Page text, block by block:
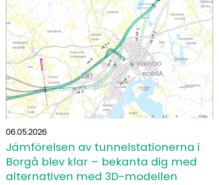
av
ett
mätunderlag
vid
Östbanan
inleds
på
hela
banlinjen
06.05.2026
Jämförelsen av tunnelstationerna i
Borgå blev klar – bekanta dig med
alternativen med 3D-modellen